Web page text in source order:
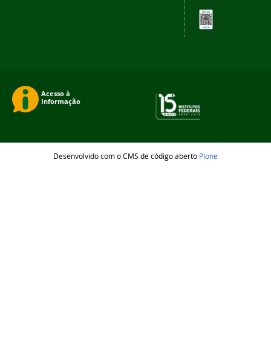
Desenvolvido com o CMS de código aberto Plone